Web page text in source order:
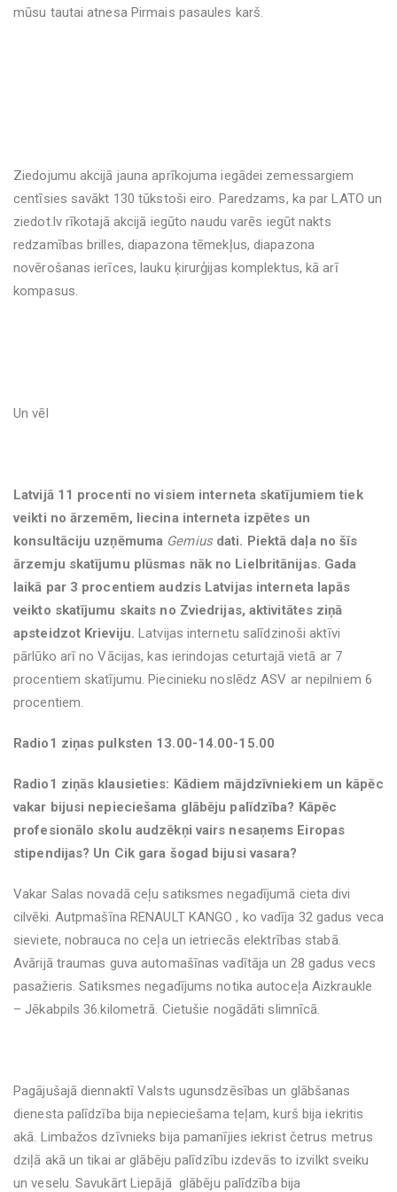
mūsu tautai atnesa Pirmais pasaules karš.
Ziedojumu akcijā jauna aprīkojuma iegādei zemessargiem
centīsies savākt 130 tūkstoši eiro. Paredzams, ka par LATO un
ziedot.lv rīkotajā akcijā iegūto naudu varēs iegūt nakts
redzamības brilles, diapazona tēmekļus, diapazona
novērošanas ierīces, lauku ķirurģijas komplektus, kā arī
kompasus.
Un vēl
Latvijā 11 procenti no visiem interneta skatījumiem tiek
veikti no ārzemēm, liecina interneta izpētes un
konsultāciju uzņēmuma Gemiusdati. Piektā daļa no šīs
ārzemju skatījumu plūsmas nāk no Lielbritānijas. Gada
laikā par 3 procentiem audzis Latvijas interneta lapās
veikto skatījumu skaits no Zviedrijas, aktivitātes ziņā
apsteidzot Krieviju. Latvijas internetu salīdzinoši aktīvi
pārlūko arī no Vācijas, kas ierindojas ceturtajā vietā ar 7
procentiem skatījumu. Piecinieku noslēdz ASV ar nepilniem 6
procentiem.
Radio1 ziņas pulksten 13.00-14.00-15.00
Radio1 ziņās klausieties: Kādiem mājdzīvniekiem un kāpēc
vakar bijusi nepieciešama glābēju palīdzība? Kāpēc
profesionālo skolu audzēkņi vairs nesaņems Eiropas
stipendijas? Un Cik gara šogad bijusi vasara?
Vakar Salas novadā ceļu satiksmes negadījumā cieta divi
cilvēki. Autpmašīna RENAULT KANGO , ko vadīja 32 gadus veca
sieviete, nobrauca no ceļa un ietriecās elektrības stabā.
Avārijā traumas guva automašīnas vadītāja un 28 gadus vecs
pasažieris. Satiksmes negadījums notika autoceļa Aizkraukle
– Jēkabpils 36.kilometrā. Cietušie nogādāti slimnīcā.
Pagājušajā diennaktī Valsts ugunsdzēsības un glābšanas
dienesta palīdzība bija nepieciešama teļam, kurš bija iekritis
akā. Limbažos dzīvnieks bija pamanījies iekrist četrus metrus
dziļā akā un tikai ar glābēju palīdzību izdevās to izvilkt sveiku
un veselu. Savukārt Liepājā glābēju palīdzība bija